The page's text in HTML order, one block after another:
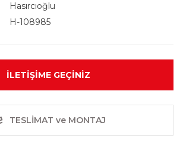
Hasırcıoğlu
H-108985
İLETIŞIME GEÇINIZ
TESLİMAT ve MONTAJ